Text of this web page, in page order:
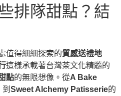
排隊甜點？結
值得細細探索的質感送禮地
這樣承載著台灣茶文化精髓的
點的無限想像。從A Bake
Sweet Alchemy Patisserie的